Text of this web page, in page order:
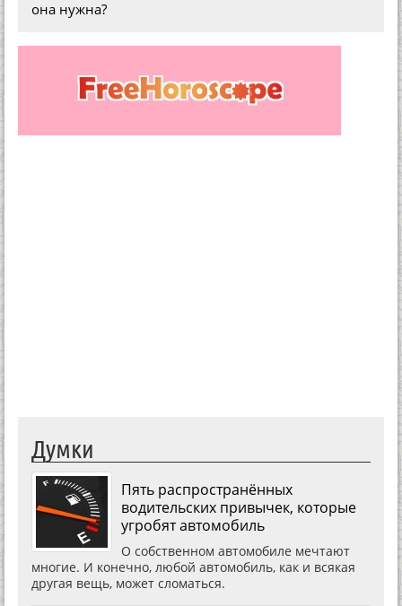
она нужна?
Думки
Пять распространённых
водительских привычек, которые
угробят автомобиль
О собственном автомобиле мечтают
многие. И конечно, любой автомобиль, как и всякая
другая вещь, может сломаться.